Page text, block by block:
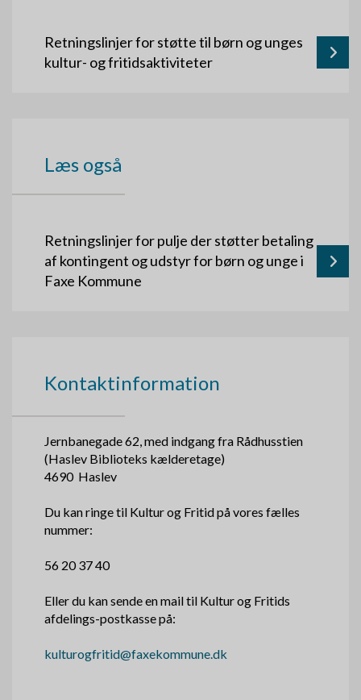
Retningslinjer for støtte til børn og unges
kultur- og fritidsaktiviteter
Læs også
Retningslinjer for pulje der støtter betaling
af kontingent og udstyr for børn og unge i
Faxe Kommune
Kontaktinformation
Jernbanegade 62, med indgang fra Rådhusstien
(Haslev Biblioteks kælderetage)
4690 Haslev
Du kan ringe til Kultur og Fritid på vores fælles
nummer:
56 20 37 40
Eller du kan sende en mail til Kultur og Fritids
afdelings-postkasse på:
kulturogfritid@faxekommune.dk